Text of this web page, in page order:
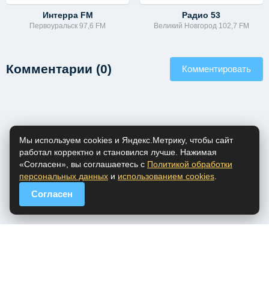
Интерра FM
Первоуральск 97,6 FM
Радио 53
Великий Новгород 102,7 FM
Комментарии (0) Комментировать
Мы используем cookies и Яндекс.Метрику, чтобы сайт
работал корректно и становился лучше. Нажимая
«Согласен», вы соглашаетесь с Политикой обработки
персональных данных и использованием cookies
Согласен